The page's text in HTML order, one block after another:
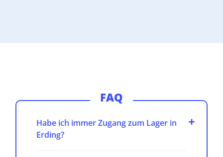
FAQ
Habe ich immer Zugang zum Lager in
Erding?